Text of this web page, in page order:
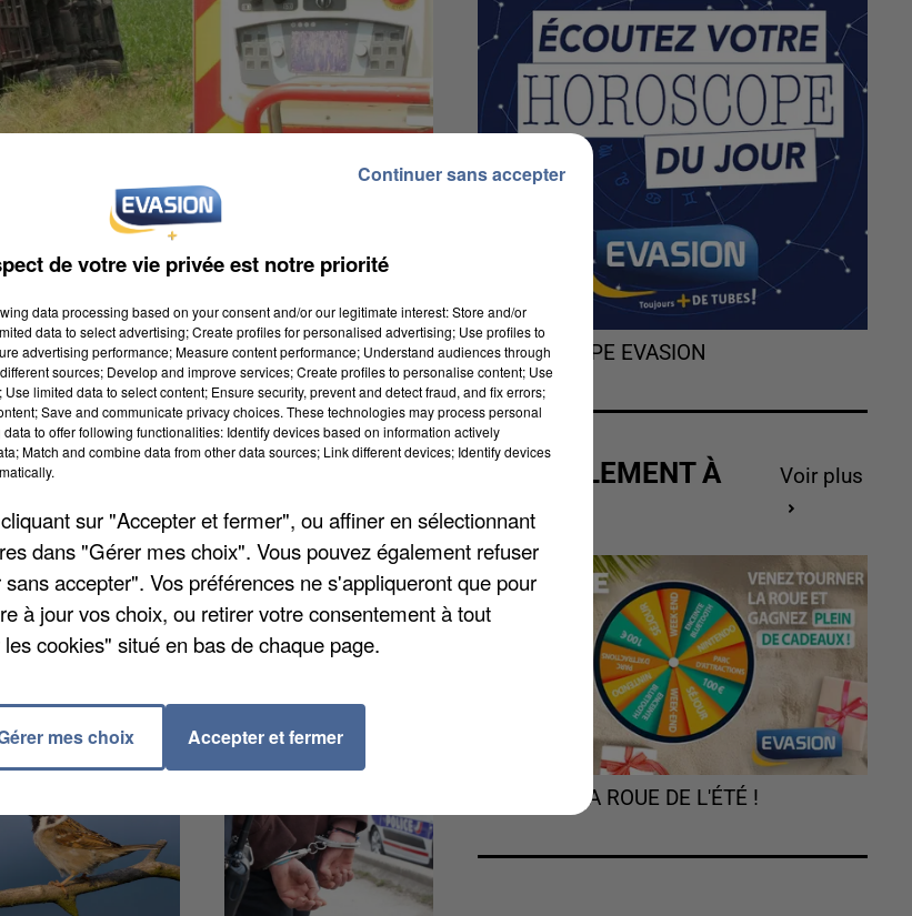
à hauteur de la commune de Milly-sur-
produit chimique s'est renversé sur le
départementale 133. Les opérations des
jusqu'à 16 heures. Une déviation a été
L'HOROSCOPE EVASION
ACTUELLEMENT À
Voir plus
TOURNEZ LA ROUE DE L'ÉTÉ !
de votre vie privée est notre priorité
data processing based on your consent and/or our legitimate interest: Store and/or
data to select advertising; Create profiles for personalised advertising; Use profiles to
advertising performance; Measure content performance; Understand audiences through
sources; Develop and improve services; Create profiles to personalise content; Use
limited data to select content; Ensure security, prevent and detect fraud, and fix errors;
Save and communicate privacy choices. These technologies may process personal
to offer following functionalities: Identify devices based on information actively
Match and combine data from other data sources; Link different devices; Identify devices
sur "Accepter et fermer", ou affiner en sélectionnant
dans "Gérer mes choix". Vous pouvez également refuser
accepter". Vos préférences ne s'appliqueront que pour
à jour vos choix, ou retirer votre consentement à tout
cookies" situé en bas de chaque page.
mes choix Accepter et fermer
Continuer sans accepter